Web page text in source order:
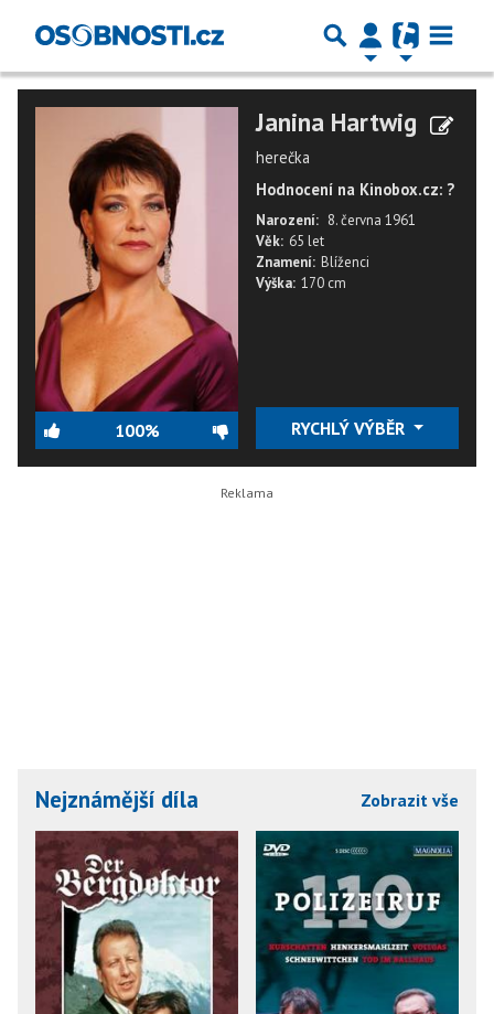
100%
Janina Hartwig
herečka
Hodnocení na Kinobox.cz: ?
Narození: 8. června 1961
Věk: 65 let
Znamení: Blíženci
Výška: 170 cm
RYCHLÝ VÝBĚR
Nejznámější díla Zobrazit vše